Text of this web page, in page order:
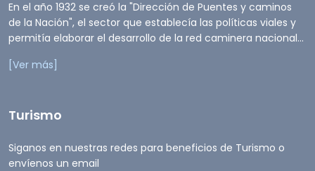
En el año 1932 se creó la "Dirección de Puentes y caminos
de la Nación", el sector que establecía las políticas viales y
permitía elaborar el desarrollo de la red caminera nacional...
[Ver más]
Turismo
Siganos en nuestras redes para beneficios de Turismo o
envíenos un email